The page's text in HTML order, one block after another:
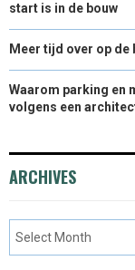
start is in de bouw
Meer tijd over op
Waarom parking en
volgens een
ARCHIVES